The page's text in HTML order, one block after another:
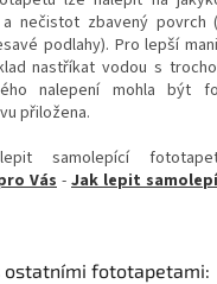
nečistot zbavený povrch
podlahy). Pro lepší
nastříkat vodou s
nalepení mohla být
přiložena.
samolepící
Vás - Jak lepit
ostatními fototapetami: